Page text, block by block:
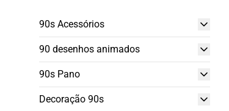
90s Acessórios
90 desenhos animados
90s Pano
Decoração 90s